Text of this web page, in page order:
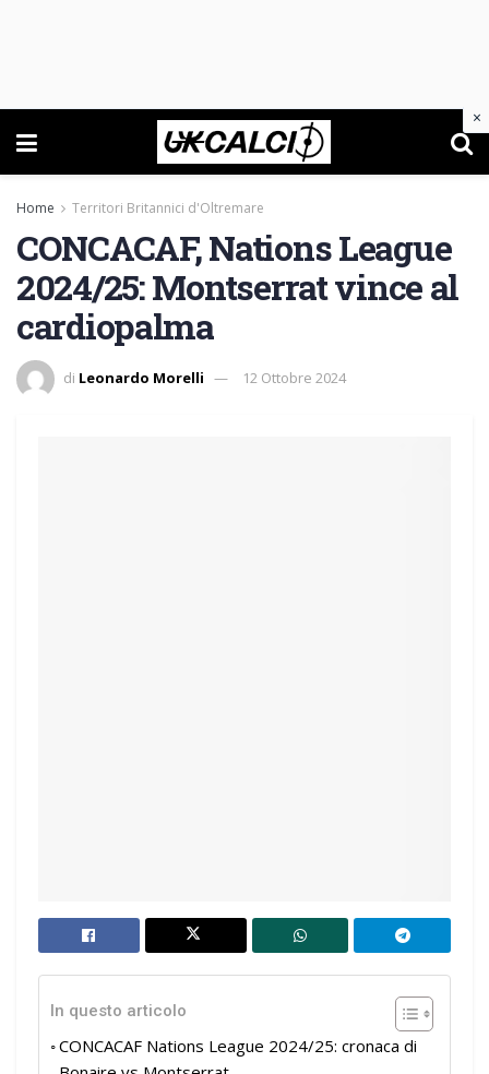
Home Territori Britannici d'Oltremare
CONCACAF, Nations League
2024/25: Montserrat vince al
cardiopalma
di Leonardo Morelli 12 Ottobre 2024
In questo articolo
CONCACAF Nations League 2024/25: cronaca di
×